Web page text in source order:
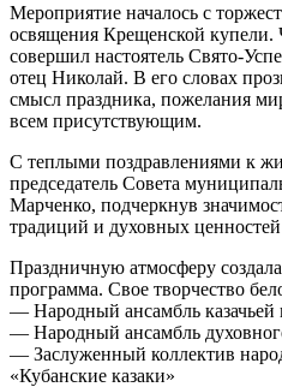
Мероприятие началось с
освящения Крещенской
совершил настоятель Свято-
отец Николай. В его словах
смысл праздника, пожелания
всем присутствующим.
С теплыми поздравлениями к
председатель Совета
Марченко, подчеркнув
традиций и духовных
Праздничную атмосферу
программа. Свое творчество
— Народный ансамбль казачьей
— Народный ансамбль
— Заслуженный коллектив
«Кубанские казаки»